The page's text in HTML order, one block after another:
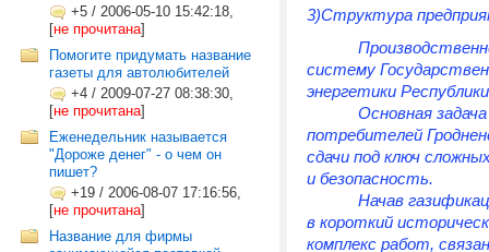
+5 / 2006-05-10 15:42:18,
[не прочитана]
Помогите придумать название
газеты для автолюбителей
+4 / 2009-07-27 08:38:30,
[не прочитана]
Еженедельник называется
"Дороже денег" - о чем он
пишет?
+19 / 2006-08-07 17:16:56,
[не прочитана]
Название для фирмы
3)Структура
систему
энергетики
Основная
потребителей
сдачи под ключ
и безопасность.
Начав
в короткий
комплекс работ,